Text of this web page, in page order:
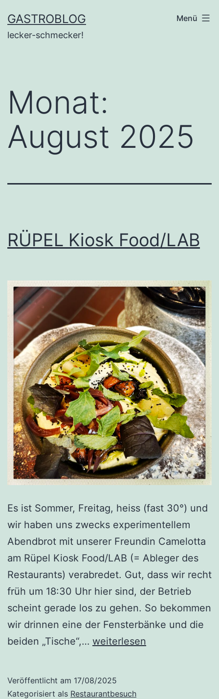
Inhalt
springen
GASTROBLOG
lecker-schmecker!
Menü
Monat:
August 2025
RÜPEL Kiosk Food/LAB
Es ist Sommer, Freitag, heiss (fast 30°) und
wir haben uns zwecks experimentellem
Abendbrot mit unserer Freundin Camelotta
am Rüpel Kiosk Food/LAB (= Ableger des
Restaurants) verabredet. Gut, dass wir recht
früh um 18:30 Uhr hier sind, der Betrieb
scheint gerade los zu gehen. So bekommen
wir drinnen eine der Fensterbänke und die
beiden „Tische“,… RÜPEL
weiterlesen
Veröffentlicht am 17/08/2025
Kategorisiert als Restaurantbesuch